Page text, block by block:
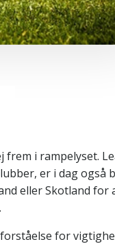
i rampelyset.
er i dag også
eller Skotland for
for